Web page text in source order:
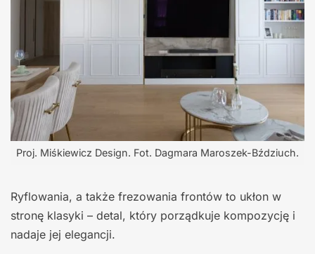
Proj. Miśkiewicz Design. Fot. Dagmara Maroszek-Bździuch.
Ryflowania, a także frezowania frontów to ukłon w
stronę klasyki – detal, który porządkuje kompozycję i
nadaje jej elegancji.